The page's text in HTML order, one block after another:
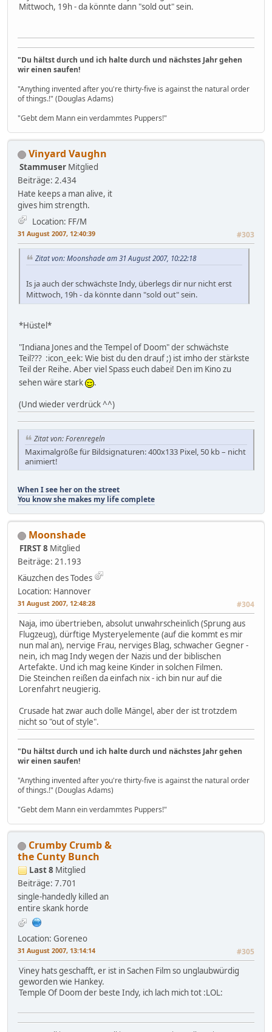
Mittwoch, 19h - da könnte dann "sold out" sein.
"Du hältst durch und ich halte durch und nächstes Jahr gehen
wir einen saufen!
"Anything invented after you're thirty-five is against the natural order
of things.!" (Douglas Adams)
"Gebt dem Mann ein verdammtes Puppers!"
Vinyard Vaughn
Stammuser Mitglied
Beiträge: 2.434
Hate keeps a man alive, it
gives him strength.
Location: FF/M
31 August 2007, 12:40:39 #303
Zitat von: Moonshade am 31 August 2007, 10:22:18
Is ja auch der schwächste Indy, überlegs dir nur nicht erst
Mittwoch, 19h - da könnte dann "sold out" sein.
*Hüstel*
"Indiana Jones and the Tempel of Doom" der schwächste
Teil??? :icon_eek: Wie bist du den drauf ;) ist imho der stärkste
Teil der Reihe. Aber viel Spass euch dabei! Den im Kino zu
sehen wäre stark
.
(Und wieder verdrück ^^)
Zitat von: Forenregeln
Maximalgröße für Bildsignaturen: 400x133 Pixel, 50 kb – nicht
animiert!
When I see her on the street
You know she makes my life complete
Moonshade
FIRST 8 Mitglied
Beiträge: 21.193
Käuzchen des Todes
Location: Hannover
31 August 2007, 12:48:28 #304
Naja, imo übertrieben, absolut unwahrscheinlich (Sprung aus
Flugzeug), dürftige Mysteryelemente (auf die kommt es mir
nun mal an), nervige Frau, nerviges Blag, schwacher Gegner -
nein, ich mag Indy wegen der Nazis und der biblischen
Artefakte. Und ich mag keine Kinder in solchen Filmen.
Die Steinchen reißen da einfach nix - ich bin nur auf die
Lorenfahrt neugierig.
Crusade hat zwar auch dolle Mängel, aber der ist trotzdem
nicht so "out of style".
"Du hältst durch und ich halte durch und nächstes Jahr gehen
wir einen saufen!
"Anything invented after you're thirty-five is against the natural order
of things.!" (Douglas Adams)
"Gebt dem Mann ein verdammtes Puppers!"
Crumby Crumb &
the Cunty Bunch
Last 8 Mitglied
Beiträge: 7.701
single-handedly killed an
entire skank horde
Location: Goreneo
31 August 2007, 13:14:14 #305
Viney hats geschafft, er ist in Sachen Film so unglaubwürdig
geworden wie Hankey.
Temple Of Doom der beste Indy, ich lach mich tot :LOL: